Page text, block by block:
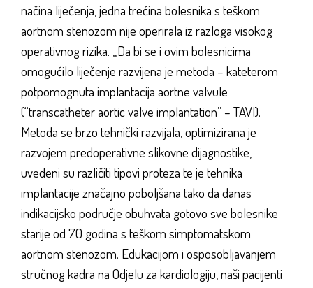
načina liječenja, jedna trećina bolesnika s teškom
aortnom stenozom nije operirala iz razloga visokog
operativnog rizika. „Da bi se i ovim bolesnicima
omogućilo liječenje razvijena je metoda – kateterom
potpomognuta implantacija aortne valvule
(“transcatheter aortic valve implantation” – TAVI).
Metoda se brzo tehnički razvijala, optimizirana je
razvojem predoperativne slikovne dijagnostike,
uvedeni su različiti tipovi proteza te je tehnika
implantacije značajno poboljšana tako da danas
indikacijsko područje obuhvata gotovo sve bolesnike
starije od 70 godina s teškom simptomatskom
aortnom stenozom. Edukacijom i osposobljavanjem
stručnog kadra na Odjelu za kardiologiju, naši pacijenti